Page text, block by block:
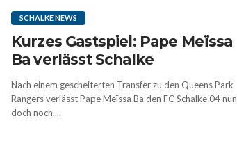
SCHALKE NEWS
Kurzes Gastspiel: Pape Meïssa
Ba verlässt Schalke
Nach einem gescheiterten Transfer zu den Queens Park
Rangers verlässt Pape Meïssa Ba den FC Schalke 04 nun
doch noch....